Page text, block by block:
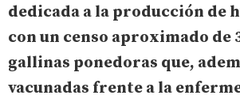
dedicada a la producción de
con un censo aproximado de
gallinas ponedoras que,
vacunadas frente a la